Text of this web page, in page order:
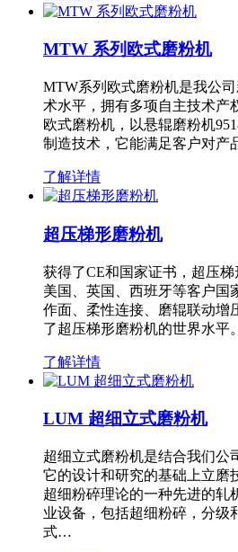
MTW 系列欧式磨粉机
MTW系列欧式磨粉机是我公
术水平，拥有多项自主技术产
欧式磨粉机，以悬辊磨粉机
制造技术，它能满足客户对
了解详情
超压梯形磨粉机
获得了CE和国家证书，超压梯
美国、英国、西班牙等客户国
作面、柔性连接、磨辊联动增
了超压梯形磨粉机的世界水
了解详情
LUM 超细立式磨粉机
超细立式磨粉机是结合我们公
它的设计和研究的基础上立磨
超细粉碎理论的一种先进的轧
业设备，包括超细粉碎，分级
式…